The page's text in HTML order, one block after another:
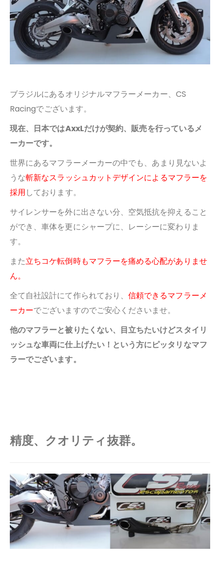
ブラジルにあるオリジナルマフラーメーカー、CS
Racingでございます。
現在、日本ではAxxLだけが契約、販売を行っているメ
ーカーです。
世界にあるマフラーメーカーの中でも、あまり見ないよ
うな斬新なスラッシュカットデザインによるマフラーを
採用しております。
サイレンサーを外に出さない分、空気抵抗を抑えること
ができ、車体を更にシャープに、レーシーに変わりま
す。
また立ちコケ転倒時もマフラーを痛める心配がありませ
ん。
全て自社設計にて作られており、信頼できるマフラーメ
ーカーでございますのでご安心くださいませ。
他のマフラーと被りたくない、目立ちたいけどスタイリ
ッシュな車両に仕上げたい！という方にピッタリなマフ
ラーでございます。
精度、クオリティ抜群。